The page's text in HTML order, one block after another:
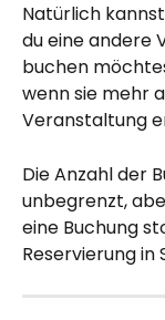
Natürlich
du eine andere
buchen
wenn sie mehr
Veranstaltung
Die Anzahl der
unbegrenzt,
eine Buchung
Reservierung in